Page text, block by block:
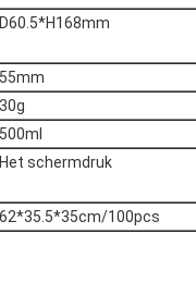
D60.5*H168mm
55mm
30g
500ml
Het schermdruk
62*35.5*35cm/100pcs